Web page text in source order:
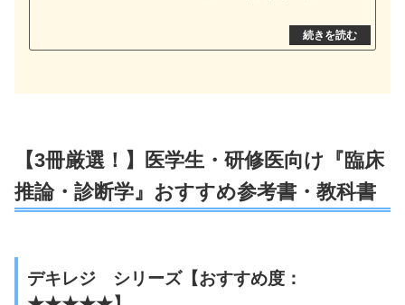
【3冊厳選！】医学生・研修医向け『臨床
推論・診断学』おすすめ参考書・教科書
デキレジ シリーズ【おすすめ度：